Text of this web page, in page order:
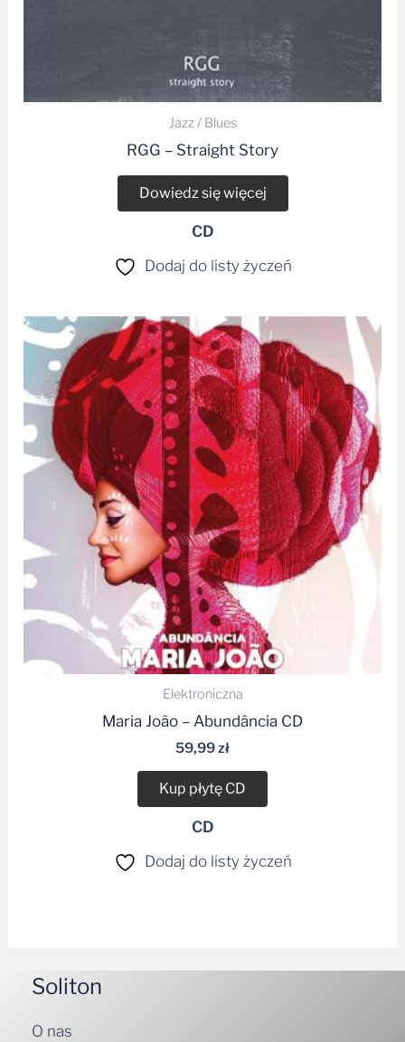
Jazz / Blues
RGG ‎– Straight Story
Dowiedz się więcej
CD
Dodaj do listy życzeń
Elektroniczna
Maria João – Abundância CD
59,99zł
Kup płytę CD
CD
Dodaj do listy życzeń
Soliton
O nas